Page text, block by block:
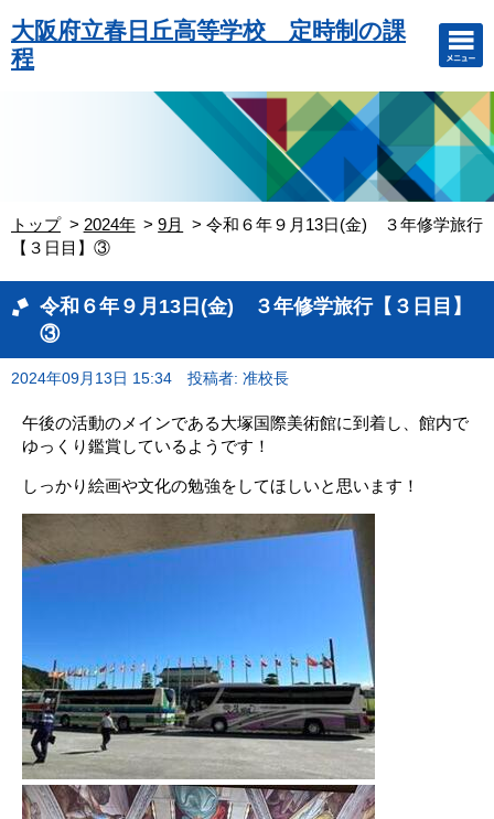
大阪府立春日丘高等学校 定時制の課
程
トップ 2024年 9月
令和６年９月13日(金) ３年修学旅行
【３日目】③
令和６年９月13日(金) ３年修学旅行【３日目】
③
2024年09月13日 15:34 投稿者: 准校長
午後の活動のメインである大塚国際美術館に到着し、館内で
ゆっくり鑑賞しているようです！
しっかり絵画や文化の勉強をしてほしいと思います！